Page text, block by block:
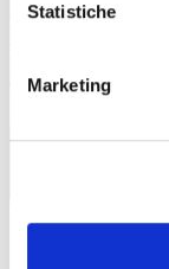
Statistiche
Marketing